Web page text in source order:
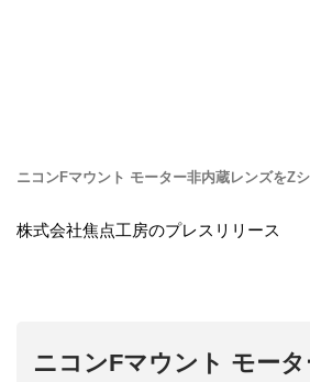
ニコンFマウント モーター非内蔵レンズをZ
株式会社焦点工房のプレスリリース
ニコンFマウント モー